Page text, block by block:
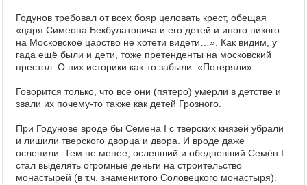
Годунов требовал от всех бояр целовать крест, обещая
«царя Симеона Бекбулатовича и его детей и иного никого
на Московское царство не хотети видети…». Как видим, у
гада ещё были и дети, тоже претенденты на московский
престол. О них историки как-то забыли. «Потеряли».
Говорится только, что все они (пятеро) умерли в детстве и
звали их почему-то также как детей Грозного.
При Годунове вроде бы Семена I с тверских князей убрали
и лишили тверского дворца и двора. И вроде даже
ослепили. Тем не менее, ослепший и обедневший Семён I
стал выделять огромные деньги на строительство
монастырей (в т.ч. знаменитого Соловецкого монастыря).